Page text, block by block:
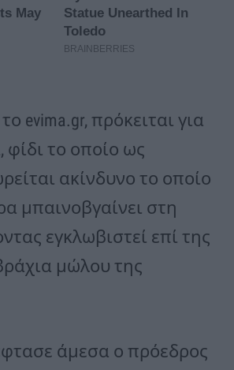
evima.gr, πρόκειται για
φίδι το οποίο ως
ακίνδυνο το οποίο
μπαινοβγαίνει στη
εγκλωβιστεί επί της
μώλου της
άμεσα ο πρόεδρος